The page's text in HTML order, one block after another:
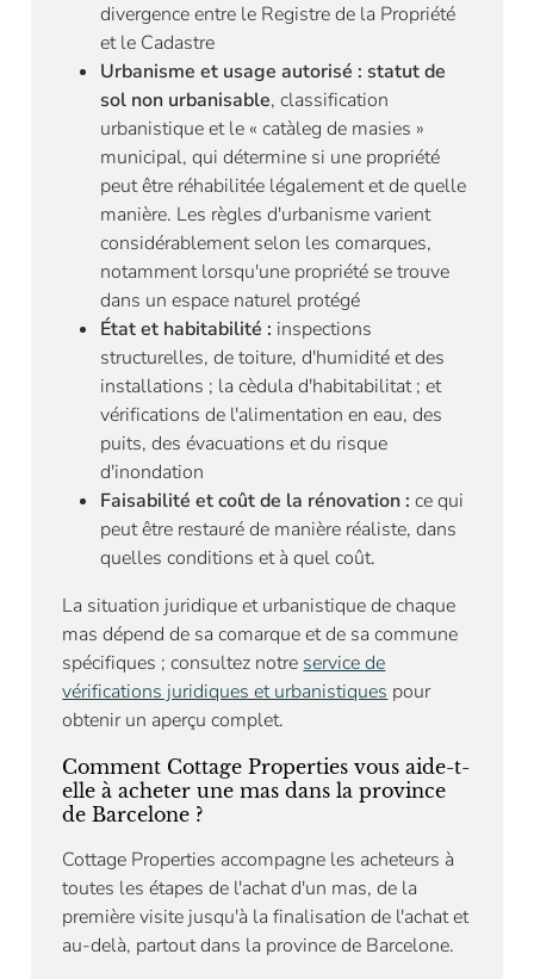
divergence entre le Registre de la Propriété
et le Cadastre
Urbanisme et usage autorisé : statut de
sol non urbanisable, classification
urbanistique et le « catàleg de masies »
municipal, qui détermine si une propriété
peut être réhabilitée légalement et de quelle
manière. Les règles d'urbanisme varient
considérablement selon les comarques,
notamment lorsqu'une propriété se trouve
dans un espace naturel protégé
État et habitabilité : inspections
structurelles, de toiture, d'humidité et des
installations ; la cèdula d'habitabilitat ; et
vérifications de l'alimentation en eau, des
puits, des évacuations et du risque
d'inondation
Faisabilité et coût de la rénovation : ce qui
peut être restauré de manière réaliste, dans
quelles conditions et à quel coût.
La situation juridique et urbanistique de chaque
mas dépend de sa comarque et de sa commune
spécifiques ; consultez notreservice de
vérifications juridiques et urbanistiquespour
obtenir un aperçu complet.
Comment Cottage Properties vous aide-t-
elle à acheter une mas dans la province
de Barcelone ?
Cottage Properties accompagne les acheteurs à
toutes les étapes de l'achat d'un mas, de la
première visite jusqu'à la finalisation de l'achat et
au-delà, partout dans la province de Barcelone.